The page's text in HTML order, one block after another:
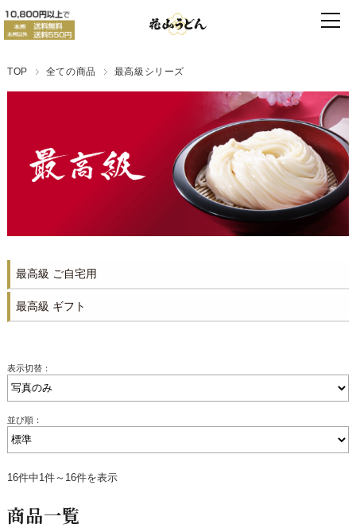
TOP 全ての商品 最高級シリーズ
最高級 ご自宅用
最高級 ギフト
表示切替：
並び順：
16件中1件～16件を表示
商品一覧